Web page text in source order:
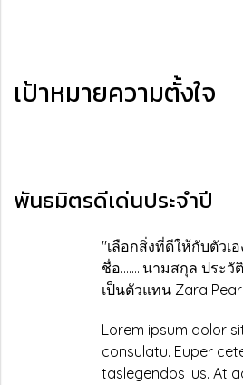
เป้าหมายความตั้งใจ
พันธมิตรดีเด่นประจำปี
"เลือกสิ่งที่ดีให้กับตัวเ
ชื่อ........นามสกุล ประ
เป็นตัวแทน Zara
Lorem ipsum dolor
consulatu. Euper
taslegendos ius. At